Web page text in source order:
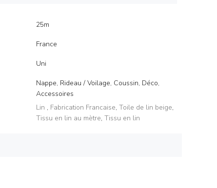
25m
France
Uni
Nappe, Rideau / Voilage, Coussin, Déco,
Accessoires
Lin , Fabrication Francaise, Toile de lin beige,
Tissu en lin au mètre, Tissu en lin